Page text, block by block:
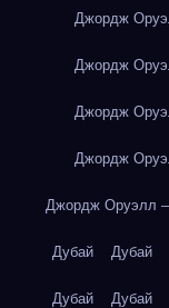
Джордж
Джордж
Джордж
Джордж
Джордж Оруэлл
Дубай Дубай
Дубай Дубай